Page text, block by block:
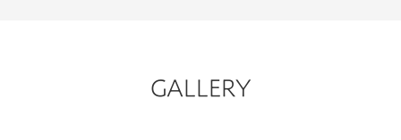
GALLERY